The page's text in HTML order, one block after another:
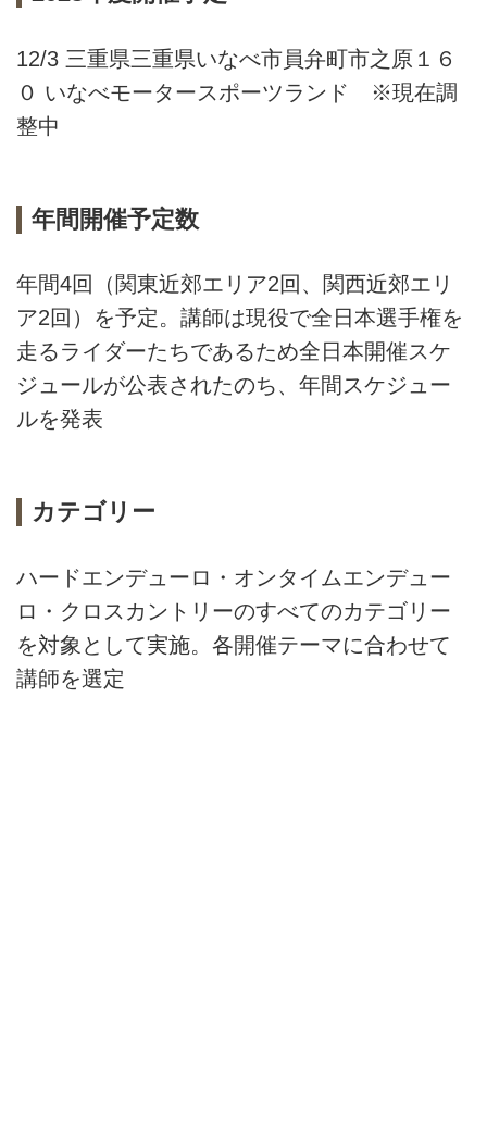
12/3 三重県三重県いなべ市員弁町市之原１６
０ いなべモータースポーツランド ※現在調
整中
年間開催予定数
年間4回（関東近郊エリア2回、関西近郊エリ
ア2回）を予定。講師は現役で全日本選手権を
走るライダーたちであるため全日本開催スケ
ジュールが公表されたのち、年間スケジュー
ルを発表
カテゴリー
ハードエンデューロ・オンタイムエンデュー
ロ・クロスカントリーのすべてのカテゴリー
を対象として実施。各開催テーマに合わせて
講師を選定